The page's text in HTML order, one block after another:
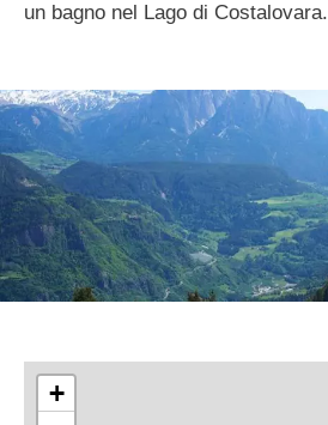
un bagno nel Lago di Costalovara.
+